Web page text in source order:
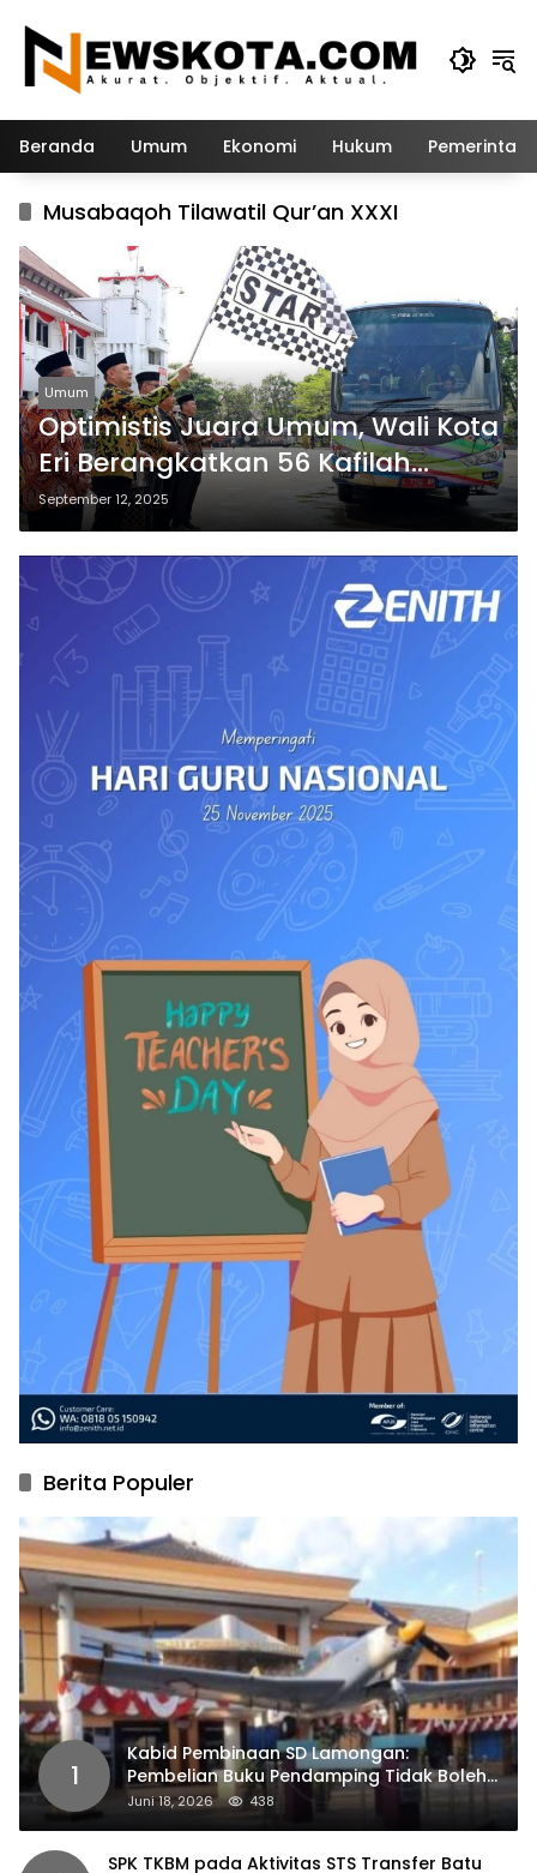
konten
Beranda Umum Ekonomi Hukum
Musabaqoh Tilawatil Qur’an XXXI
Umum
Optimistis Juara Umum, Wali Kota
Eri Berangkatkan 56 Kafilah
Surabaya untuk MTQ Jatim 2025
September 12, 2025
Berita Populer
1
Kabid Pembinaan SD Lamongan:
Pembelian Buku Pendamping Tidak Boleh
Dipaksakan
Juni 18, 2026 438
SPK TKBM pada Aktivitas STS Transfer Batu